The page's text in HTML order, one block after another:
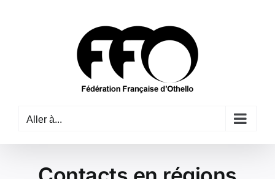
Aller à...